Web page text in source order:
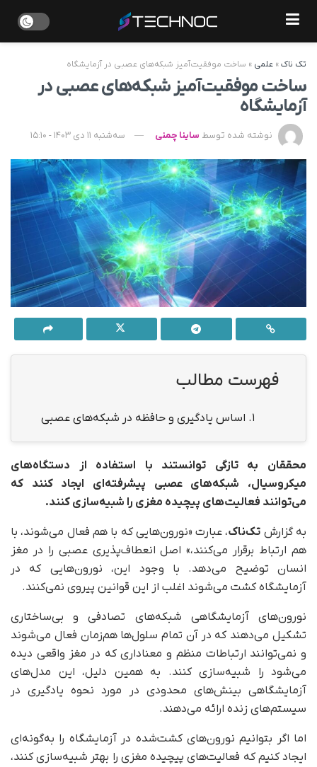
تک ناک» علمی » ساخت موفقیت‌آمیز شبکه‌های عصبی در آزمایشگاه
ساخت موفقیت‌آمیز شبکه‌های عصبی در
آزمایشگاه
نوشته شده توسط ساینا چمنی سه‌شنبه 11 دی 1403 - 15:10
فهرست مطالب
1. اساس یادگیری و حافظه در شبکه‌های عصبی
محققان به تازگی توانستند با استفاده از دستگاه‌های
میکروسیال، شبکه‌های عصبی پیشرفته‌ای ایجاد کنند که
می‌توانند فعالیت‌های پیچیده مغزی را شبیه‌سازی کنند.
به گزارش تک‌ناک، عبارت «نورون‌هایی که با هم فعال می‌شوند، با
هم ارتباط برقرار می‌کنند،» اصل انعطاف‌پذیری عصبی را در مغز
انسان توضیح می‌دهد. با وجود این، نورون‌هایی که در
آزمایشگاه کشت می‌شوند اغلب از این قوانین پیروی نمی‌کنند.
نورون‌های آزمایشگاهی شبکه‌های تصادفی و بی‌ساختاری
تشکیل می‌دهند که در آن تمام سلول‌ها هم‌زمان فعال می‌شوند
و نمی‌توانند ارتباطات منظم و معناداری که در مغز واقعی دیده
می‌شود را شبیه‌سازی کنند. به همین دلیل، این مدل‌های
آزمایشگاهی بینش‌های محدودی در مورد نحوه یادگیری در
سیستم‌های زنده ارائه می‌دهند.
اما اگر بتوانیم نورون‌های کشت‌شده در آزمایشگاه را به‌گونه‌ای
ایجاد کنیم که فعالیت‌های پیچیده مغزی را بهتر شبیه‌سازی کنند،